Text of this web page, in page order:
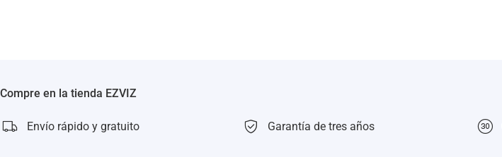
Compre en la tienda EZVIZ
Envío rápido y gratuito Garantía de tres años